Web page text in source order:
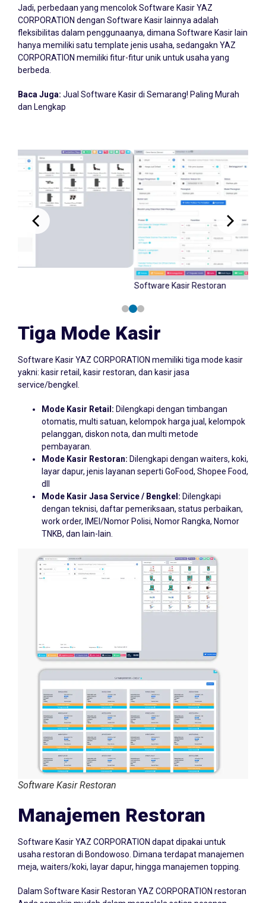
Jadi, perbedaan yang mencolok Software Kasir YAZ
CORPORATION dengan Software Kasir lainnya adalah
fleksibilitas dalam penggunaanya, dimana Software Kasir lain
hanya memiliki satu template jenis usaha, sedangakn YAZ
CORPORATION memiliki fitur-fitur unik untuk usaha yang
berbeda.
Baca Juga: Jual Software Kasir di Semarang! Paling Murah
dan Lengkap
Tiga Mode Kasir
yakni: kasir retail, kasir restoran, dan kasir jasa
service/bengkel.
otomatis, multi satuan, kelompok harga jual, kelompok
pelanggan, diskon nota, dan multi metode
pembayaran.
Mode Kasir Restoran:
layar dapur, jenis layanan seperti GoFood, Shopee Food,
dll
Mode Kasir Jasa Service / Bengkel:
dengan teknisi, daftar pemeriksaan, status perbaikan,
work order, IMEI/Nomor Polisi, Nomor Rangka, Nomor
TNKB, dan lain-lain.
Software Kasir Restoran
Manajemen Restoran
usaha restoran di Bondowoso. Dimana terdapat manajemen
meja, waiters/koki, layar dapur, hingga manajemen topping.
Anda semakin mudah dalam mengelola setiap pesanan.